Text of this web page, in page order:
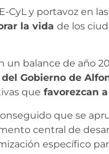
CyL y portavoz en
la vida de los
un balance de año
Gobierno de
que favorezcan
que se
central de
específico